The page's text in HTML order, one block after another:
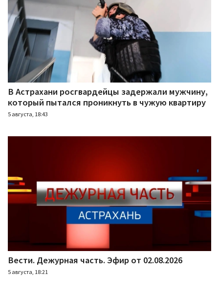
В Астрахани росгвардейцы задержали мужчину,
который пытался проникнуть в чужую квартиру
5 августа, 18:43
Вести. Дежурная часть. Эфир от 02.08.2026
5 августа, 18:21